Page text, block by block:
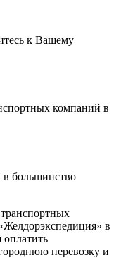
к Вашему
компаний в
большинство
в
оплатить
перевозку и